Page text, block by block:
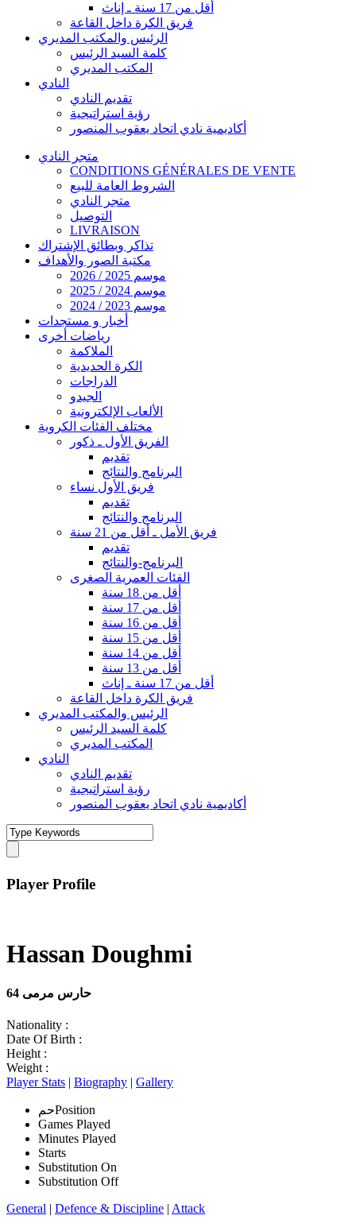
أقل من 17 سنة ـ إناث
فريق الكرة داخل القاعة
الرئيس والمكتب المديري
كلمة السيد الرئيس
المكتب المديري
النادي
تقديم النادي
رؤية استراتيجية
أكاديمية نادي اتحاد يعقوب المنصور
متجر النادي
CONDITIONS GÉNÉRALES DE VENTE
الشروط العامة للبيع
متجر النادي
التوصيل
LIVRAISON
تذاكر وبطائق الإشتراك
مكتبة الصور والأهداف
موسم 2025 / 2026
موسم 2024 / 2025
موسم 2023 / 2024
أخبار و مستجدات
رياضات أخرى
الملاكمة
الكرة الحديدية
الدراجات
الجيدو
الألعاب الإلكترونية
مختلف الفئات الكروية
الفريق الأول ـ ذكور
تقديم
البرنامج والنتائج
فريق الأول نساء
تقديم
البرنامج والنتائج
فريق الأمل ـ أقل من 21 سنة
تقديم
البرنامج-والنتائج
الفئات العمرية الصغرى
أقل من 18 سنة
أقل من 17 سنة
أقل من 16 سنة
أقل من 15 سنة
أقل من 14 سنة
أقل من 13 سنة
أقل من 17 سنة ـ إناث
فريق الكرة داخل القاعة
الرئيس والمكتب المديري
كلمة السيد الرئيس
المكتب المديري
النادي
تقديم النادي
رؤية استراتيجية
أكاديمية نادي اتحاد يعقوب المنصور
Player Profile
Hassan Doughmi
64 حارس مرمى
Nationality :
Date Of Birth :
Height :
Weight :
Player Stats | Biography | Gallery
حمPosition
Games Played
Minutes Played
Starts
Substitution On
Substitution Off
General | Defence & Discipline | Attack